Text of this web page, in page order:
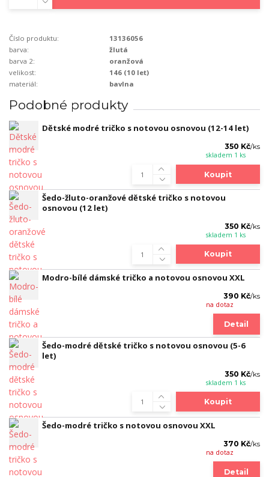
Číslo produktu:
13136056
barva:
žlutá
barva 2:
oranžová
velikost:
146 (10 let)
materiál:
bavlna
Podobné produkty
Dětské modré tričko s notovou osnovou (12-14 let)
350 Kč/ks
skladem 1 ks
Koupit
Šedo-žluto-oranžové dětské tričko s notovou
osnovou (12 let)
350 Kč/ks
skladem 1 ks
Koupit
Modro-bílé dámské tričko a notovou osnovou XXL
390 Kč/ks
na dotaz
Detail
Šedo-modré dětské tričko s notovou osnovou (5-6
let)
350 Kč/ks
skladem 1 ks
Koupit
Šedo-modré tričko s notovou osnovou XXL
370 Kč/ks
na dotaz
Detail